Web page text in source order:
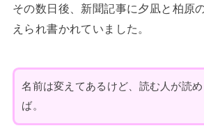
その数日後、新聞記事に夕凪と柏原
えられ書かれていました。
名前は変えてあるけど、読む人が読め
ば。